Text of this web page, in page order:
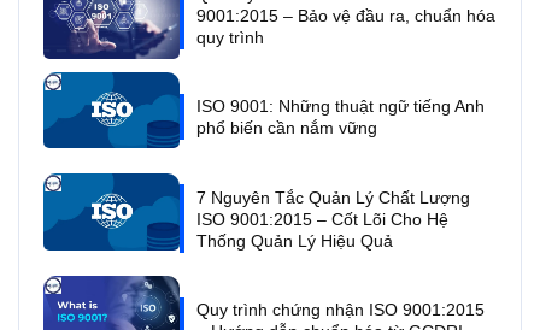
9001:2015 – Bảo vệ đầu ra, chuẩn hóa
quy trình
ISO 9001: Những thuật ngữ tiếng Anh
phổ biến cần nắm vững
7 Nguyên Tắc Quản Lý Chất Lượng
ISO 9001:2015 – Cốt Lõi Cho Hệ
Thống Quản Lý Hiệu Quả
Quy trình chứng nhận ISO 9001:2015